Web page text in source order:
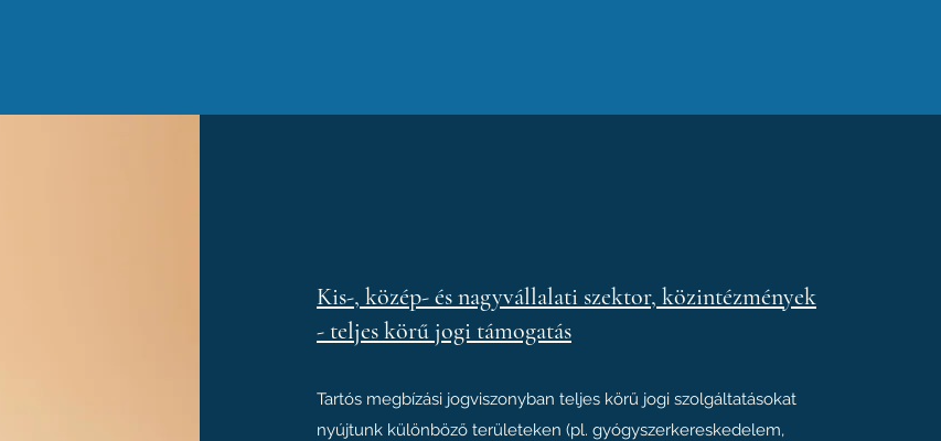
Kis-, közép- és nagyvállalati szektor, közintézmények
- teljes körű jogi támogatás
Tartós megbízási jogviszonyban teljes körű jogi szolgáltatásokat
nyújtunk különböző területeken (pl. gyógyszerkereskedelem,